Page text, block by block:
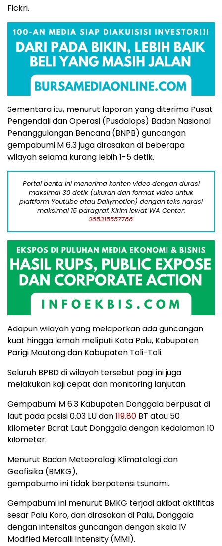
Fickri.
Sementara itu, menurut laporan yang diterima Pusat
Pengendali dan Operasi (Pusdalops) Badan Nasional
Penanggulangan Bencana (BNPB) guncangan
gempabumi M 6.3 juga dirasakan di beberapa
wilayah selama kurang lebih 1-5 detik.
Portal berita ini menerima konten video dengan durasi
maksimal 30 detik (ukuran dan format video untuk
plaftform Youtube atau Dailymotion) dengan teks narasi
maksimal 15 paragraf. Kirim lewat WA Center:
085315557788.
Adapun wilayah yang melaporkan ada guncangan
kuat hingga lemah meliputi Kota Palu, Kabupaten
Parigi Moutong dan Kabupaten Toli-Toli.
Seluruh BPBD di wilayah tersebut pagi ini juga
melakukan kaji cepat dan monitoring lanjutan.
Gempabumi M 6.3 Kabupaten Donggala berpusat di
laut pada posisi 0.03 LU dan119.80 BT atau 50
kilometer Barat Laut Donggala dengan kedalaman 10
kilometer.
Menurut Badan Meteorologi Klimatologi dan
Geofisika (BMKG),
gempabumo ini tidak berpotensi tsunami.
Gempabumi ini menurut BMKG terjadi akibat aktifitas
sesar Palu Koro, dan dirasakan di Palu, Donggala
dengan intensitas guncangan dengan skala IV
Modified Mercalli Intensity (MMI).